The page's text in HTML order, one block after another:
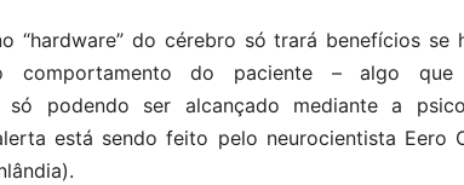
“hardware” do cérebro só trará benefícios se
comportamento do paciente – algo
só podendo ser alcançado mediante a
está sendo feito pelo neurocientista Eero